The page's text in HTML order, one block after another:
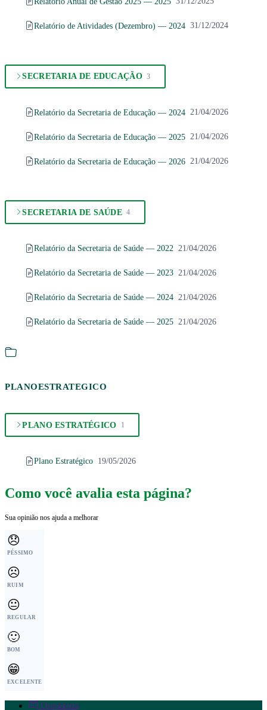
Relatório de Atividades (Dezembro) — 2024 31/12/2024
SECRETARIA DE EDUCAÇÃO 3
Relatório da Secretaria de Educação — 2024 21/04/2026
Relatório da Secretaria de Educação — 2025 21/04/2026
Relatório da Secretaria de Educação — 2026 21/04/2026
SECRETARIA DE SAÚDE 4
Relatório da Secretaria de Saúde — 2022 21/04/2026
Relatório da Secretaria de Saúde — 2023 21/04/2026
Relatório da Secretaria de Saúde — 2024 21/04/2026
Relatório da Secretaria de Saúde — 2025 21/04/2026
PLANOESTRATEGICO
PLANO ESTRATÉGICO 1
Plano Estratégico 19/05/2026
Como você avalia esta página?
Sua opinião nos ajuda a melhorar
😞
PÉSSIMO
☹️
RUIM
😐
REGULAR
🙂
BOM
😁
EXCELENTE
Ouvidoria